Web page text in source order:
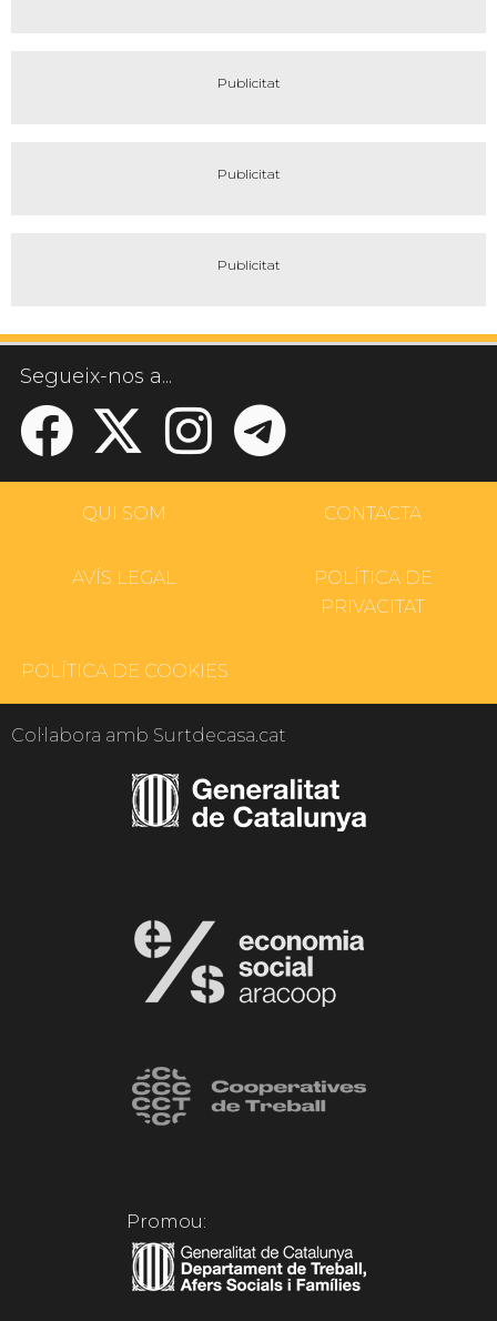
Segueix-nos a...
QUI SOM CONTACTA
AVÍS LEGAL
POLÍTICA DE
PRIVACITAT
POLÍTICA DE COOKIES
Col·labora amb Surtdecasa.cat
Promou: